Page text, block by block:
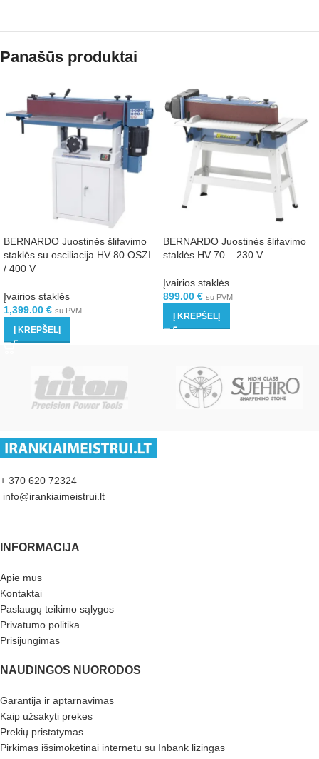
Panašūs produktai
BERNARDO Juostinės šlifavimo
staklės su osciliacija HV 80 OSZI
/ 400 V
Įvairios staklės
1,399.00 € su PVM
Į KREPŠELĮ
BERNARDO Juostinės šlifavimo
staklės HV 70 – 230 V
Įvairios staklės
899.00 € su PVM
Į KREPŠELĮ
+ 370 620 72324
info@irankiaimeistrui.lt
INFORMACIJA
Apie mus
Kontaktai
Paslaugų teikimo sąlygos
Privatumo politika
Prisijungimas
NAUDINGOS NUORODOS
Garantija ir aptarnavimas
Kaip užsakyti prekes
Prekių pristatymas
Pirkimas išsimokėtinai internetu su Inbank lizingas